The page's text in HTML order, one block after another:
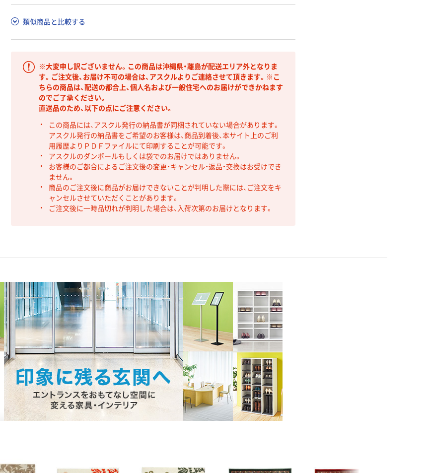
類似商品と比較する
※大変申し訳ございません。この商品は沖縄県・離島が配送エリア外となりま
す。ご注文後、お届け不可の場合は、アスクルよりご連絡させて頂きます。※こ
ちらの商品は、配送の都合上、個人名および一般住宅へのお届けができかねます
のでご了承ください。
直送品のため、以下の点にご注意ください。
この商品には、アスクル発行の納品書が同梱されていない場合があります。
アスクル発行の納品書をご希望のお客様は、商品到着後、本サイト上のご利
用履歴よりＰＤＦファイルにて印刷することが可能です。
アスクルのダンボールもしくは袋でのお届けではありません。
お客様のご都合によるご注文後の変更・キャンセル・返品・交換はお受けでき
ません。
商品のご注文後に商品がお届けできないことが判明した際には、ご注文をキ
ャンセルさせていただくことがあります。
ご注文後に一時品切れが判明した場合は、入荷次第のお届けとなります。